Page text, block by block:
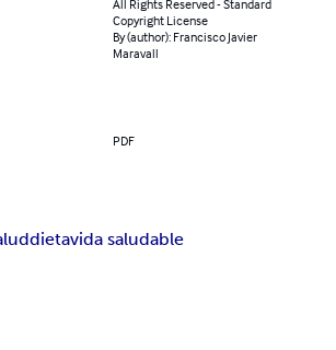
All Rights Reserved - Standard
Copyright License
By (author): Francisco Javier
Maravall
PDF
dietavida saludable